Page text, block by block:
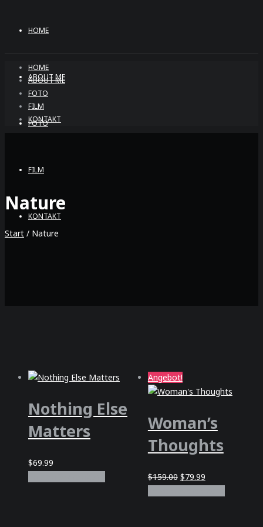
HOME
ABOUT ME
FOTO
FILM
KONTAKT
HOME
ABOUT ME
FOTO
FILM
KONTAKT
Nature
Start / Nature
Nothing Else
Matters
$69.99
Angebot!
Woman’s
Thoughts
$159.00 Ursprünglicher
$79.99Aktueller